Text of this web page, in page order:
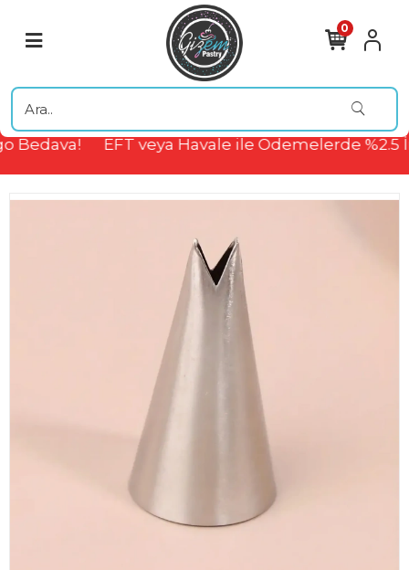
Bedava! EFT veya Havale ile Ödemelerde %2.5
0